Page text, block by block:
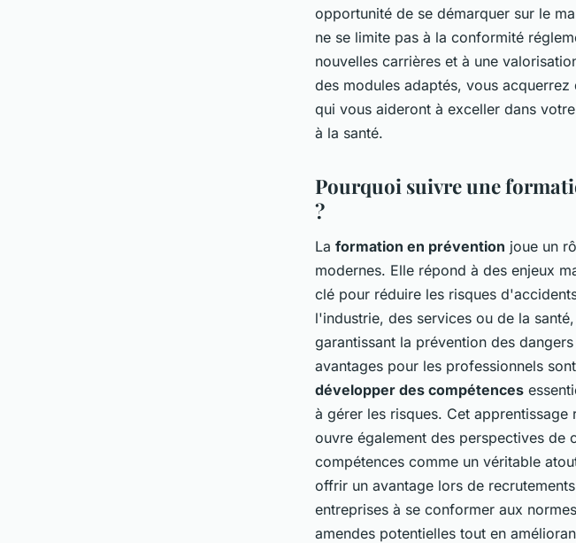
opportunité de se démarquer sur le
ne se limite pas à la conformité
nouvelles carrières et à une
des modules adaptés, vous
qui vous aideront à exceller dans
à la santé.
Pourquoi suivre une
?
La formation en prévention joue un
modernes. Elle répond à des enjeux
clé pour réduire les risques
l'industrie, des services ou de la
garantissant la prévention des
avantages pour les professionnels
développer des compétences
à gérer les risques. Cet
ouvre également des perspectives de
compétences comme un véritable
offrir un avantage lors de
entreprises à se conformer aux
amendes potentielles tout en